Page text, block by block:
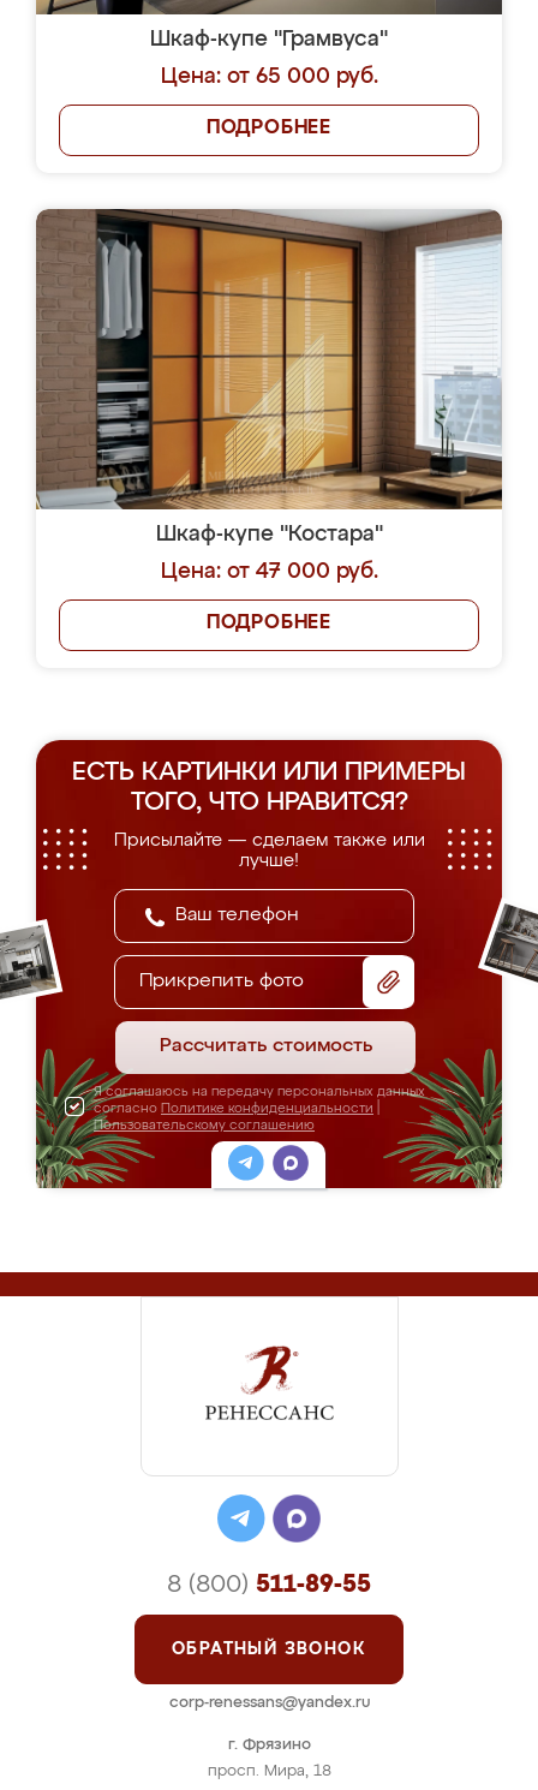
Шкаф-купе "Грамвуса"
Цена: от 65 000 руб.
ПОДРОБНЕЕ
Шкаф-купе "Костара"
Цена: от 47 000 руб.
ПОДРОБНЕЕ
ЕСТЬ КАРТИНКИ ИЛИ ПРИМЕРЫ
ТОГО, ЧТО НРАВИТСЯ?
Присылайте — сделаем также или
лучше!
Прикрепить фото
Рассчитать стоимость
Я соглашаюсь на передачу персональных данных
согласно Политике конфиденциальности
Пользовательскому соглашению
г. Фрязино
просп. Мира, 18
8 (800) 511-89-55
ОБРАТНЫЙ ЗВОНОК
corp-renessans@yandex.ru